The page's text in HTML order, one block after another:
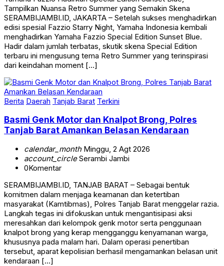
Tampilkan Nuansa Retro Summer yang Semakin Skena
SERAMBIJAMBI.ID, JAKARTA – Setelah sukses menghadirkan
edisi spesial Fazzio Starry Night, Yamaha Indonesia kembali
menghadirkan Yamaha Fazzio Special Edition Sunset Blue.
Hadir dalam jumlah terbatas, skutik skena Special Edition
terbaru ini mengusung tema Retro Summer yang terinspirasi
dari keindahan moment […]
Berita Daerah Tanjab Barat Terkini
Basmi Genk Motor dan Knalpot Brong, Polres
Tanjab Barat Amankan Belasan Kendaraan
calendar_monthMinggu, 2 Agt 2026
account_circleSerambi Jambi
0Komentar
SERAMBIJAMBI.ID, TANJAB BARAT – Sebagai bentuk
komitmen dalam menjaga keamanan dan ketertiban
masyarakat (Kamtibmas), Polres Tanjab Barat menggelar razia.
Langkah tegas ini difokuskan untuk mengantisipasi aksi
meresahkan dari kelompok genk motor serta penggunaan
knalpot brong yang kerap mengganggu kenyamanan warga,
khususnya pada malam hari. Dalam operasi penertiban
tersebut, aparat kepolisian berhasil mengamankan belasan unit
kendaraan […]